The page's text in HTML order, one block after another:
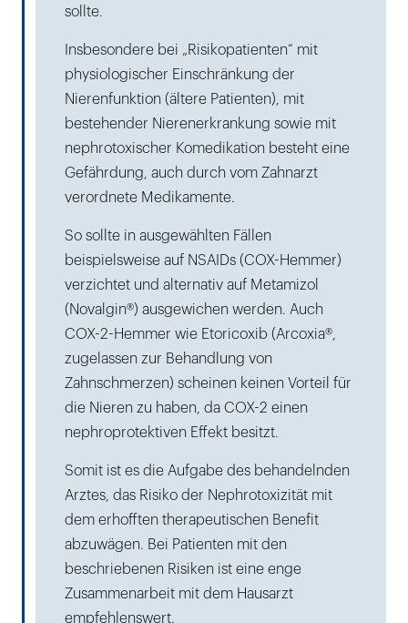
sollte.
Insbesondere bei „Risikopatienten“ mit
physiologischer Einschränkung der
Nierenfunktion (ältere Patienten), mit
bestehender Nierenerkrankung sowie mit
nephrotoxischer Komedikation besteht eine
Gefährdung, auch durch vom Zahnarzt
verordnete Medikamente.
So sollte in ausgewählten Fällen
beispielsweise auf NSAIDs (COX-Hemmer)
verzichtet und alternativ auf Metamizol
(Novalgin®) ausgewichen werden. Auch
COX-2-Hemmer wie Etoricoxib (Arcoxia®,
zugelassen zur Behandlung von
Zahnschmerzen) scheinen keinen Vorteil für
die Nieren zu haben, da COX-2 einen
nephroprotektiven Effekt besitzt.
Somit ist es die Aufgabe des behandelnden
Arztes, das Risiko der Nephrotoxizität mit
dem erhofften therapeutischen Benefit
abzuwägen. Bei Patienten mit den
beschriebenen Risiken ist eine enge
Zusammenarbeit mit dem Hausarzt
empfehlenswert.